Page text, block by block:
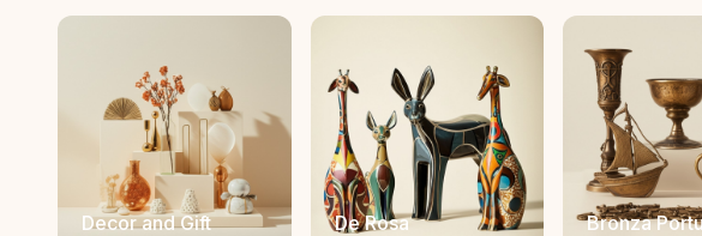
Decor and Gift De Rosa Bronza